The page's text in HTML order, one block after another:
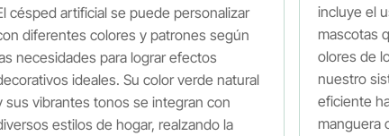
césped artificial se puede personalizar
diferentes colores y patrones según
necesidades para lograr efectos
ideales. Su color verde natural
sus vibrantes tonos se integran con
estilos de hogar, realzando la
incluye el
mascotas
olores de
nuestro
eficiente
manguera